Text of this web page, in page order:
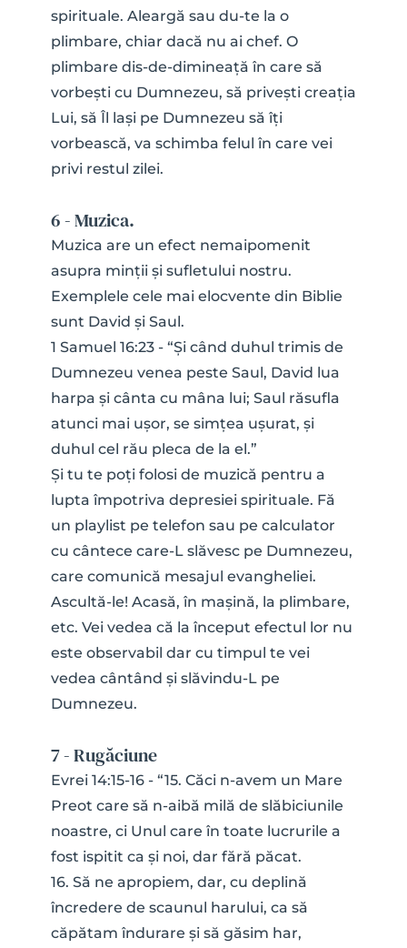
spirituale. Aleargă sau du-te la o
plimbare, chiar dacă nu ai chef. O
plimbare dis-de-dimineață în care să
vorbești cu Dumnezeu, să privești creația
Lui, să Îl lași pe Dumnezeu să îți
vorbească, va schimba felul în care vei
privi restul zilei.
6 - Muzica.
Muzica are un efect nemaipomenit
asupra minții și sufletului nostru.
Exemplele cele mai elocvente din Biblie
sunt David și Saul.
1 Samuel 16:23 - “Și când duhul trimis de
Dumnezeu venea peste Saul, David lua
harpa și cânta cu mâna lui; Saul răsufla
atunci mai ușor, se simțea ușurat, și
duhul cel rău pleca de la el.”
Și tu te poți folosi de muzică pentru a
lupta împotriva depresiei spirituale. Fă
un playlist pe telefon sau pe calculator
cu cântece care-L slăvesc pe Dumnezeu,
care comunică mesajul evangheliei.
Ascultă-le! Acasă, în mașină, la plimbare,
etc. Vei vedea că la început efectul lor nu
este observabil dar cu timpul te vei
vedea cântând și slăvindu-L pe
Dumnezeu.
7 - Rugăciune
Evrei 14:15-16 - “15. Căci n-avem un Mare
Preot care să n-aibă milă de slăbiciunile
noastre, ci Unul care în toate lucrurile a
fost ispitit ca și noi, dar fără păcat.
16. Să ne apropiem, dar, cu deplină
încredere de scaunul harului, ca să
căpătam îndurare și să găsim har,